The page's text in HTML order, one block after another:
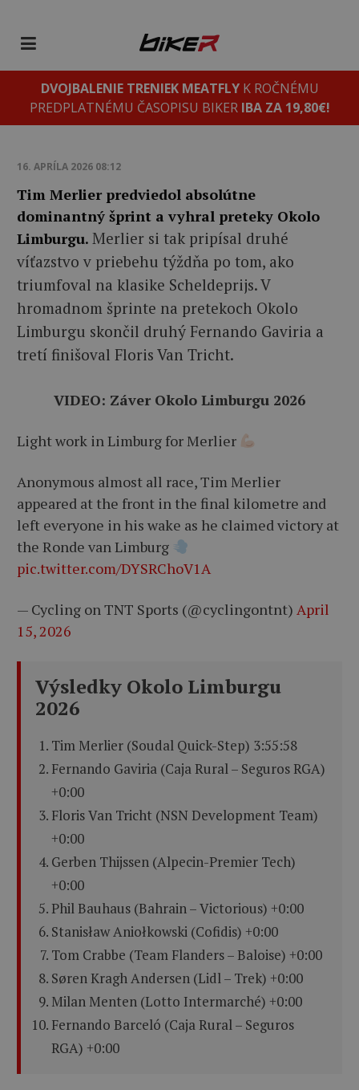
DVOJBALENIE TRENIEK MEATFLYK ROČNÉMU
PREDPLATNÉMU ČASOPISU BIKER IBA ZA 19,80€!
16. APRÍLA 2026 08:12
Tim Merlier predviedol absolútne
dominantný šprint a vyhral preteky Okolo
Limburgu. Merlier si tak pripísal druhé
víťazstvo v priebehu týždňa po tom, ako
triumfoval na klasike Scheldeprijs. V
hromadnom šprinte na pretekoch Okolo
Limburgu skončil druhý Fernando Gaviria a
tretí finišoval Floris Van Tricht.
VIDEO: Záver Okolo Limburgu 2026
Light work in Limburg for Merlier
Anonymous almost all race, Tim Merlier
appeared at the front in the final kilometre and
left everyone in his wake as he claimed victory at
the Ronde van Limburg
pic.twitter.com/DYSRChoV1A
— Cycling on TNT Sports (@cyclingontnt) April
15, 2026
Výsledky Okolo Limburgu
2026
Tim Merlier (Soudal Quick-Step) 3:55:58
Fernando Gaviria (Caja Rural – Seguros RGA)
+0:00
Floris Van Tricht (NSN Development Team)
+0:00
Gerben Thijssen (Alpecin-Premier Tech)
+0:00
Phil Bauhaus (Bahrain – Victorious) +0:00
Stanisław Aniołkowski (Cofidis) +0:00
Tom Crabbe (Team Flanders – Baloise) +0:00
Søren Kragh Andersen (Lidl – Trek) +0:00
Milan Menten (Lotto Intermarché) +0:00
Fernando Barceló (Caja Rural – Seguros
RGA) +0:00